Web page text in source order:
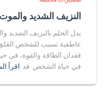
النزيف الشديد والموت
يدل الحلم بالنزيف
عاطفية تسبب للشخص
فقدان الطاقة والقوة، في
في حياة الشخص. قد اقرأ